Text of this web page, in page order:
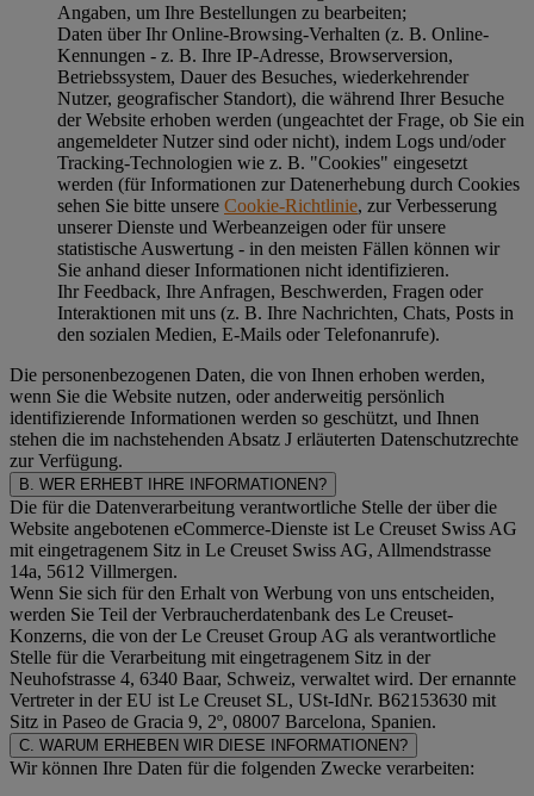
Angaben, um Ihre Bestellungen zu bearbeiten;
Daten über Ihr Online-Browsing-Verhalten (z. B. Online-
Kennungen - z. B. Ihre IP-Adresse, Browserversion,
Betriebssystem, Dauer des Besuches, wiederkehrender
Nutzer, geografischer Standort), die während Ihrer Besuche
der Website erhoben werden (ungeachtet der Frage, ob Sie ein
angemeldeter Nutzer sind oder nicht), indem Logs und/oder
Tracking-Technologien wie z. B. "Cookies" eingesetzt
werden (für Informationen zur Datenerhebung durch Cookies
sehen Sie bitte unsere Cookie-Richtlinie, zur Verbesserung
unserer Dienste und Werbeanzeigen oder für unsere
statistische Auswertung - in den meisten Fällen können wir
Sie anhand dieser Informationen nicht identifizieren.
Ihr Feedback, Ihre Anfragen, Beschwerden, Fragen oder
Interaktionen mit uns (z. B. Ihre Nachrichten, Chats, Posts in
den sozialen Medien, E-Mails oder Telefonanrufe).
Die personenbezogenen Daten, die von Ihnen erhoben werden,
wenn Sie die Website nutzen, oder anderweitig persönlich
identifizierende Informationen werden so geschützt, und Ihnen
stehen die im nachstehenden Absatz J erläuterten Datenschutzrechte
zur Verfügung.
B. WER ERHEBT IHRE INFORMATIONEN?
Die für die Datenverarbeitung verantwortliche Stelle der über die
Website angebotenen eCommerce-Dienste ist Le Creuset Swiss AG
mit eingetragenem Sitz in Le Creuset Swiss AG, Allmendstrasse
14a, 5612 Villmergen.
Wenn Sie sich für den Erhalt von Werbung von uns entscheiden,
werden Sie Teil der Verbraucherdatenbank des Le Creuset-
Konzerns, die von der Le Creuset Group AG als verantwortliche
Stelle für die Verarbeitung mit eingetragenem Sitz in der
Neuhofstrasse 4, 6340 Baar, Schweiz, verwaltet wird. Der ernannte
Vertreter in der EU ist Le Creuset SL, USt-IdNr. B62153630 mit
Sitz in Paseo de Gracia 9, 2º, 08007 Barcelona, Spanien.
C. WARUM ERHEBEN WIR DIESE INFORMATIONEN?
Wir können Ihre Daten für die folgenden Zwecke verarbeiten: